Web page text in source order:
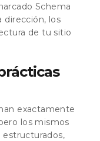
Schema
dirección, los
de tu sitio
exactamente
los mismos